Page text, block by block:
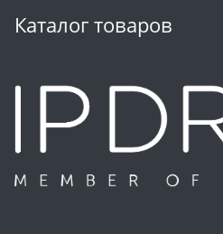
Каталог товаров